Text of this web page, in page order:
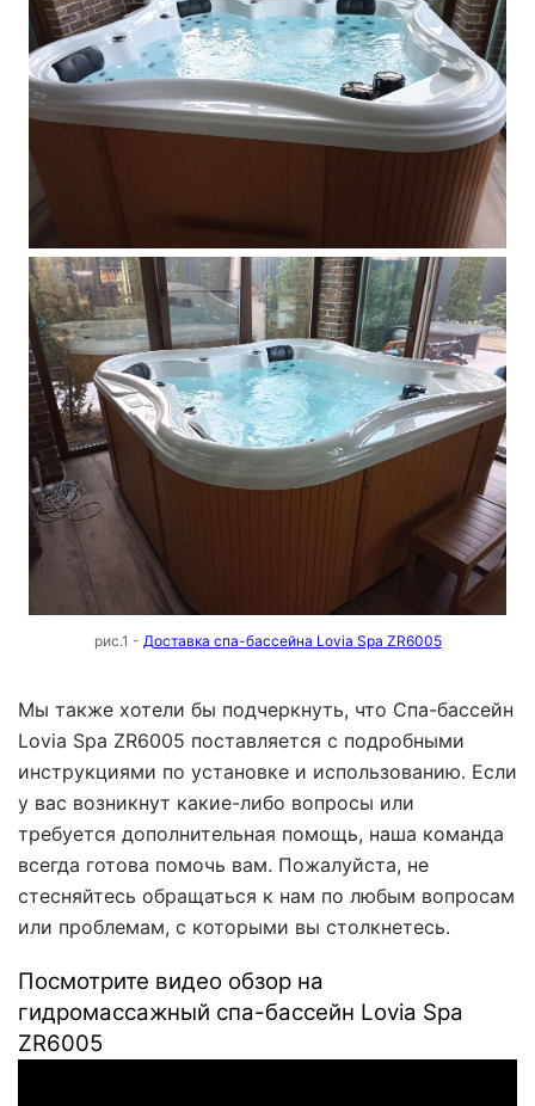
рис.1 - Доставка спа-бассейна Lovia Spa ZR6005
Мы также хотели бы подчеркнуть, что Спа-бассейн
Lovia Spa ZR6005 поставляется с подробными
инструкциями по установке и использованию. Если
у вас возникнут какие-либо вопросы или
требуется дополнительная помощь, наша команда
всегда готова помочь вам. Пожалуйста, не
стесняйтесь обращаться к нам по любым вопросам
или проблемам, с которыми вы столкнетесь.
Посмотрите видео обзор на
гидромассажный спа-бассейн Lovia Spa
ZR6005